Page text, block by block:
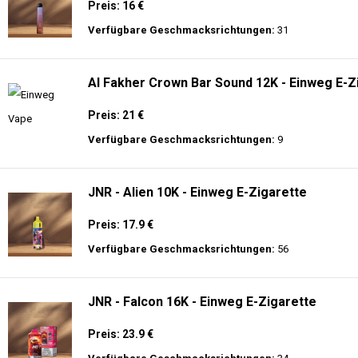
Preis: 16 €
Verfügbare Geschmacksrichtungen: 31
Al Fakher Crown Bar Sound 12K - Einweg E-
Preis: 21 €
Verfügbare Geschmacksrichtungen: 9
JNR - Alien 10K - Einweg E-Zigarette
Preis: 17.9 €
Verfügbare Geschmacksrichtungen: 56
JNR - Falcon 16K - Einweg E-Zigarette
Preis: 23.9 €